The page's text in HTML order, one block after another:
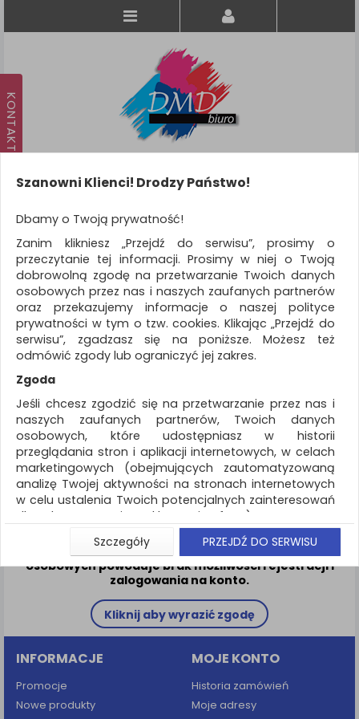
KATEGORIE
Logowanie
ZALOGUJ SIĘ
02. Logowanie
03. Adres
04. Przesyłka
05. Płatność
Brak zgody na przetwarzanie Państwa danych
osobowych powoduje brak możliwości rejestracji i
zalogowania na konto.
INFORMACJE
Promocje
Nowe produkty
MOJE KONTO
Historia zamówień
Moje adresy
Szanowni Klienci! Drodzy Państwo!
Dbamy o Twoją prywatność!
Zanim klikniesz „Przejdź do serwisu”, prosimy o
przeczytanie tej informacji. Prosimy w niej o Twoją
dobrowolną zgodę na przetwarzanie Twoich danych
osobowych przez nas i naszych zaufanych partnerów
oraz przekazujemy informacje o naszej polityce
prywatności w tym o tzw. cookies. Klikając „Przejdź do
serwisu”, zgadzasz się na poniższe. Możesz też
odmówić zgody lub ograniczyć jej zakres.
Zgoda
Jeśli chcesz zgodzić się na przetwarzanie przez nas i
naszych zaufanych partnerów, Twoich danych
osobowych, które udostępniasz w historii
przeglądania stron i aplikacji internetowych, w celach
marketingowych (obejmujących zautomatyzowaną
analizę Twojej aktywności na stronach internetowych
w celu ustalenia Twoich potencjalnych zainteresowań
dla dostosowania reklamy i oferty), w tym na
umieszczanie tzw. cookies na Twoich urządzeniach i
ich odczytywanie, kliknij przycisk „Przejdź do serwisu”.
Jeśli nie chcesz wyrazić zgody lub ograniczyć jej
zakres, kliknij „Szczegóły”, gdzie znajdziesz wszelkie
informacje o tym jak to zrobić . Te same informacje
znajdziesz także na podstronie z naszą polityką
prywatności obowiązującą od 25 maja 2018.
W przypadku użytkowników zalogowanych, aby
związane z tym prawidłowe działanie naszej strony
www, a w szczególności np. wysłanie potwierdzenia
Szczegóły PRZEJDŹ DO SERWISU